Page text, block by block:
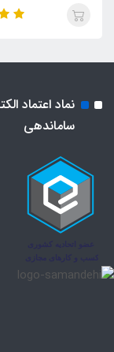
نماد اعتماد
ساماندهی